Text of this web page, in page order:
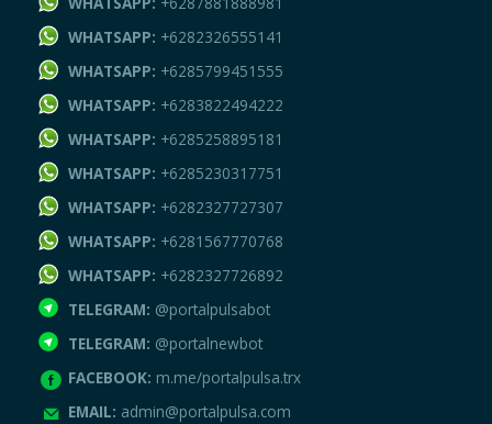
WHATSAPP: +6282326555141
WHATSAPP: +6285799451555
WHATSAPP: +6283822494222
WHATSAPP: +6285258895181
WHATSAPP: +6285230317751
WHATSAPP: +6282327727307
WHATSAPP: +6281567770768
WHATSAPP: +6282327726892
TELEGRAM: @portalpulsabot
TELEGRAM: @portalnewbot
FACEBOOK: m.me/portalpulsa.trx
EMAIL: admin@portalpulsa.com